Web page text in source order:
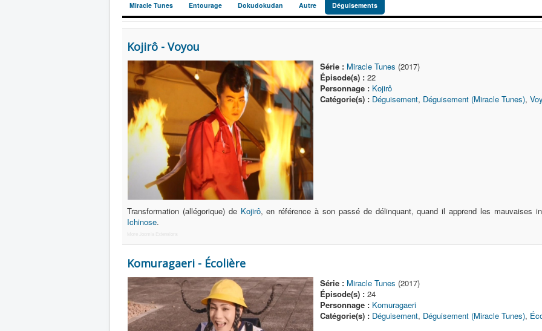
Miracle Tunes Entourage Dokudokudan Autre Déguisements
Kojirô - Voyou
Série : Miracle Tunes (2017)
Épisode(s) : 22
Personnage : Kojirô
Catégorie(s) : Déguisement, Déguisement (Miracle Tunes),
Transformation (allégorique) de Kojirô, en référence à son passé de délinquant, quand il apprend les mauvaises
Ichinose.
More Joomla Extensions
Komuragaeri - Écolière
Série : Miracle Tunes (2017)
Épisode(s) : 24
Personnage : Komuragaeri
Catégorie(s) : Déguisement, Déguisement (Miracle Tunes),